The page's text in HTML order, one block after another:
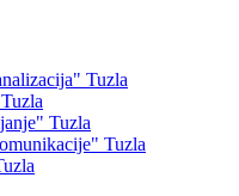
Tuzla
Tuzla
Tuzla